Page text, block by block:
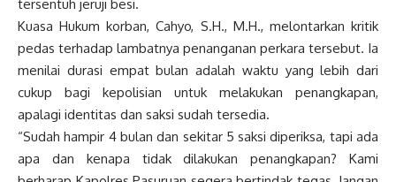
tersentuh jeruji besi.
Kuasa Hukum korban, Cahyo, S.H., M.H., melontarkan kritik
pedas terhadap lambatnya penanganan perkara tersebut. Ia
menilai durasi empat bulan adalah waktu yang lebih dari
cukup bagi kepolisian untuk melakukan penangkapan,
apalagi identitas dan saksi sudah tersedia.
“Sudah hampir 4 bulan dan sekitar 5 saksi diperiksa, tapi ada
apa dan kenapa tidak dilakukan penangkapan? Kami